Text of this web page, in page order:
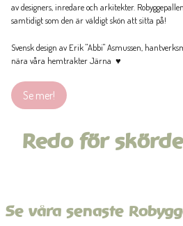
av designers, inredare och arkitekter.
samtidigt som den är väldigt skön att sitta på!
Svensk design av Erik "Abbi" Asmussen,
nära våra hemtrakter Järna ♥
Se mer!
Redo för
Se våra senaste